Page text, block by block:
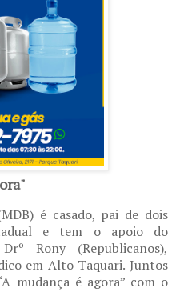
é casado, pai de dois
e tem o apoio do
Rony (Republicanos),
em Alto Taquari. Juntos
mudança é agora” com o